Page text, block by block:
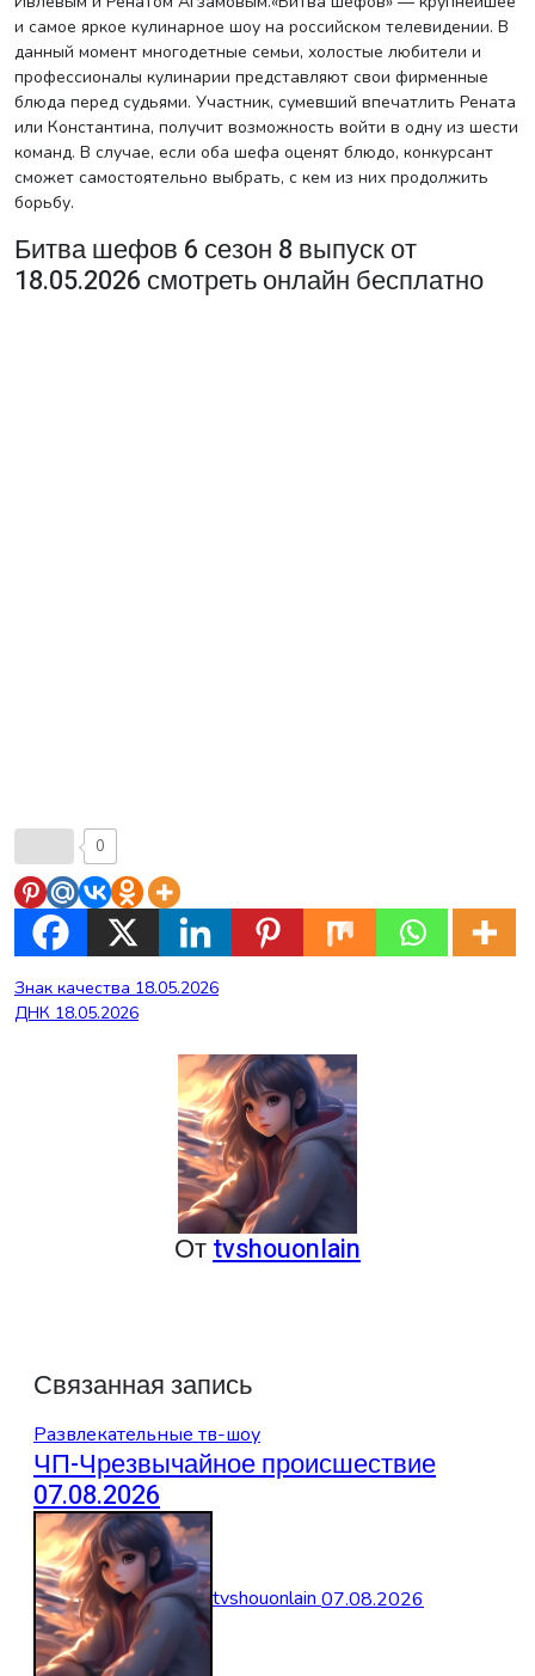
и самое яркое кулинарное шоу на российском телевидении. В
данный момент многодетные семьи, холостые любители и
профессионалы кулинарии представляют свои фирменные
блюда перед судьями. Участник, сумевший впечатлить Рената
или Константина, получит возможность войти в одну из шести
команд. В случае, если оба шефа оценят блюдо, конкурсант
сможет самостоятельно выбрать, с кем из них продолжить
борьбу.
Битва шефов 6 сезон 8 выпуск от
18.05.2026 смотреть онлайн бесплатно
0
Навигация
по
Знак качества 18.05.2026
ДНК 18.05.2026
Отtvshouonlain
Связанная запись
Развлекательные тв-шоу
ЧП-Чрезвычайное происшествие
07.08.2026
tvshouonlain07.08.2026